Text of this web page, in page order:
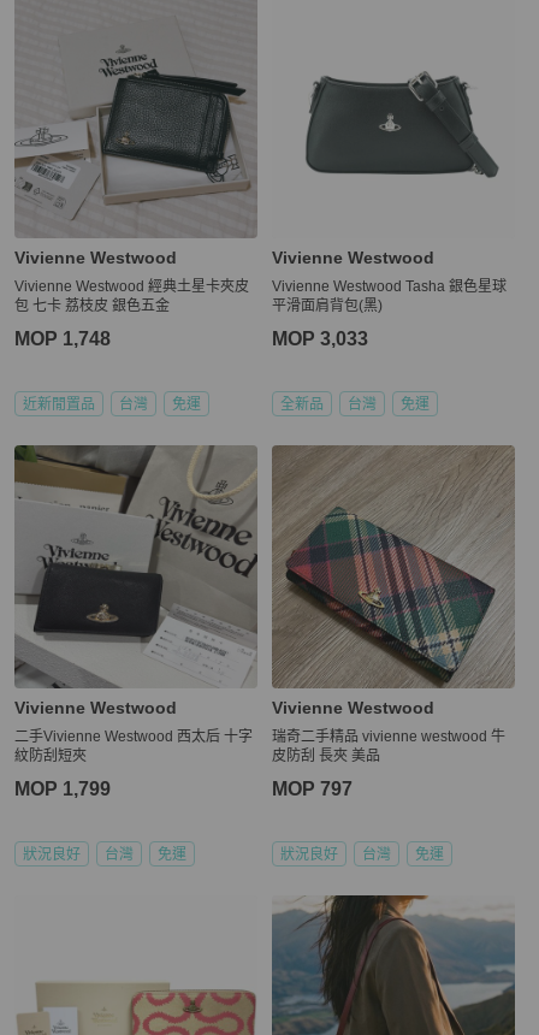
Vivienne Westwood
Vivienne Westwood 經典土星卡夾皮
包 七卡 荔枝皮 銀色五金
MOP 1,748
近新閒置品 台灣 免運
Vivienne Westwood
Vivienne Westwood Tasha 銀色星球
平滑面肩背包(黑)
MOP 3,033
全新品 台灣 免運
Vivienne Westwood
二手Vivienne Westwood 西太后 十字
紋防刮短夾
MOP 1,799
狀況良好 台灣 免運
Vivienne Westwood
瑞奇二手精品 vivienne westwood 牛
皮防刮 長夾 美品
MOP 797
狀況良好 台灣 免運